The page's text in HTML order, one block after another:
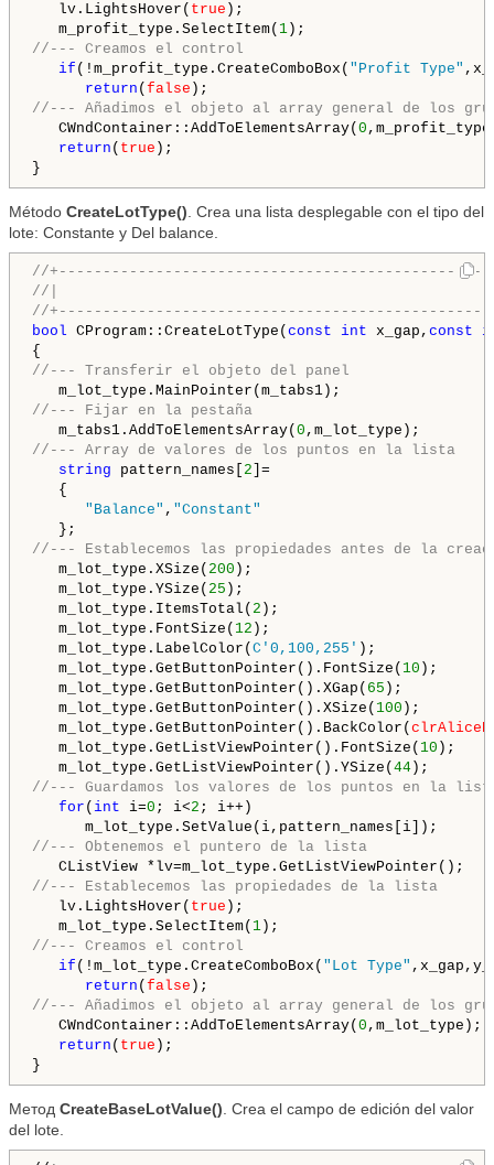
lv.LightsHover( true );
m_profit_type.SelectItem( 1
//--- Creamos el control
if (!m_profit_type.CreateComboBox( "Profit Type"
return ( false
//--- Añadimos el objeto al array general de los
CWndContainer::AddToElementsArray( 0
return ( true );
Método CreateLotType(). Crea una lista desplegable con el tipo del
lote: Constante y Del balance.
//
//|
//
bool CProgram::CreateLotType( const int x_gap, const
//--- Transferir el objeto del panel
//--- Fijar en la pestaña
m_tabs1.AddToElementsArray( 0
//--- Array de valores de los puntos en la lista
string pattern_names[ 2 ]=
{
"Balance" , "Constant"
//--- Establecemos las propiedades antes de la
m_lot_type.XSize( 200 );
m_lot_type.YSize( 25 );
m_lot_type.ItemsTotal( 2 );
m_lot_type.FontSize( 12 );
m_lot_type.LabelColor( C'0,100,255' );
m_lot_type.GetButtonPointer().FontSize( 10 );
m_lot_type.GetButtonPointer().XGap( 65 );
m_lot_type.GetButtonPointer().XSize( 100 );
m_lot_type.GetButtonPointer().BackColor(
m_lot_type.GetListViewPointer().FontSize( 10 );
m_lot_type.GetListViewPointer().YSize( 44
//--- Guardamos los valores de los puntos en la lista
for ( int i=0 ; i<2 ; i++)
//--- Obtenemos el puntero de la lista
//--- Establecemos las propiedades de la lista
lv.LightsHover( true );
m_lot_type.SelectItem( 1
//--- Creamos el control
if (!m_lot_type.CreateComboBox( "Lot Type"
return ( false
//--- Añadimos el objeto al array general de los
CWndContainer::AddToElementsArray( 0 ,m_lot_type);
return ( true );
Метод CreateBaseLotValue(). Crea el campo de edición del valor
del lote.